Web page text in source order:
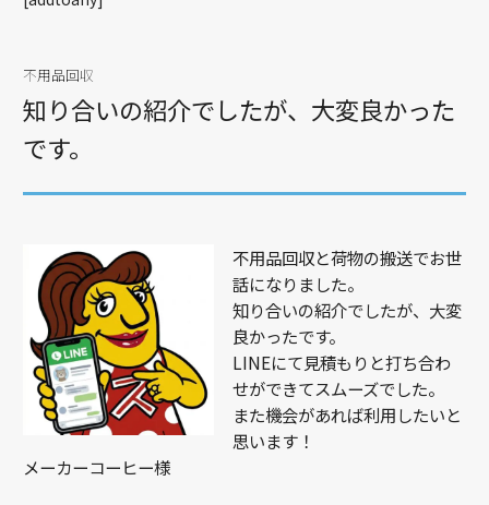
不用品回収
知り合いの紹介でしたが、大変良かった
です。
不用品回収と荷物の搬送でお世
話になりました。
知り合いの紹介でしたが、大変
良かったです。
LINEにて見積もりと打ち合わ
せができてスムーズでした。
また機会があれば利用したいと
思います！
メーカーコーヒー様